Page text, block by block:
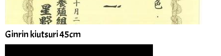
Ginrin kiutsuri 45cm